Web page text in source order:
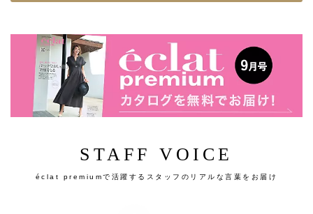
STAFF VOICE
éclat premiumで活躍するスタッフのリアルな言葉をお届け